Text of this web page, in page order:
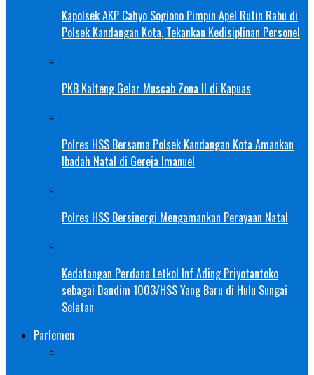
Kapolsek AKP Cahyo Sogiono Pimpin Apel Rutin Rabu di
Polsek Kandangan Kota, Tekankan Kedisiplinan Personel
PKB Kalteng Gelar Muscab Zona II di Kapuas
Polres HSS Bersama Polsek Kandangan Kota Amankan
Ibadah Natal di Gereja Imanuel
Polres HSS Bersinergi Mengamankan Perayaan Natal
Kedatangan Perdana Letkol Inf Ading Priyotantoko
sebagai Dandim 1003/HSS Yang Baru di Hulu Sungai
Selatan
Parlemen